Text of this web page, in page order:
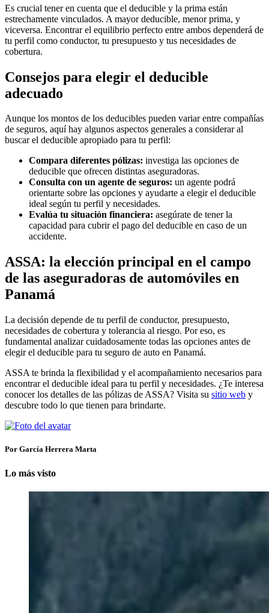
Es crucial tener en cuenta que el deducible y la prima están
estrechamente vinculados. A mayor deducible, menor prima, y
viceversa. Encontrar el equilibrio perfecto entre ambos dependerá de
tu perfil como conductor, tu presupuesto y tus necesidades de
cobertura.
Consejos para elegir el deducible
adecuado
Aunque los montos de los deducibles pueden variar entre compañías
de seguros, aquí hay algunos aspectos generales a considerar al
buscar el deducible apropiado para tu perfil:
Compara diferentes pólizas: investiga las opciones de
deducible que ofrecen distintas aseguradoras.
Consulta con un agente de seguros: un agente podrá
orientarte sobre las opciones y ayudarte a elegir el deducible
ideal según tu perfil y necesidades.
Evalúa tu situación financiera: asegúrate de tener la
capacidad para cubrir el pago del deducible en caso de un
accidente.
ASSA: la elección principal en el campo
de las aseguradoras de automóviles en
Panamá
La decisión depende de tu perfil de conductor, presupuesto,
necesidades de cobertura y tolerancia al riesgo. Por eso, es
fundamental analizar cuidadosamente todas las opciones antes de
elegir el deducible para tu seguro de auto en Panamá.
ASSA te brinda la flexibilidad y el acompañamiento necesarios para
encontrar el deducible ideal para tu perfil y necesidades. ¿Te interesa
conocer los detalles de las pólizas de ASSA? Visita su sitio web y
descubre todo lo que tienen para brindarte.
Por García Herrera Marta
Lo más visto